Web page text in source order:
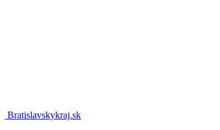
Bratislavskykraj.sk